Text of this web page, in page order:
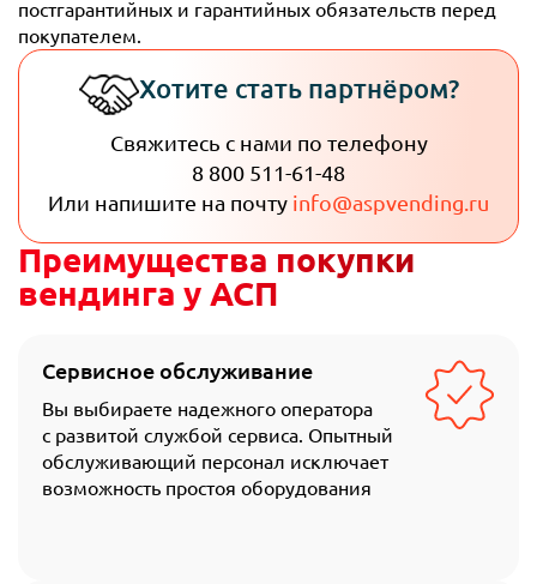
постгарантийных и гарантийных обязательств перед
покупателем.
Хотите стать партнёром?
Свяжитесь с нами по телефону
8 800 511-61-48
Или напишите на почту info@aspvending.ru
Преимущества покупки
вендинга у АСП
Сервисное обслуживание
Вы выбираете надежного оператора
с развитой службой сервиса. Опытный
обслуживающий персонал исключает
возможность простоя оборудования